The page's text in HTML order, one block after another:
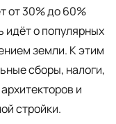
от 30% до 60%
идёт о популярных
земли. К этим
сборы, налоги,
и
стройки.